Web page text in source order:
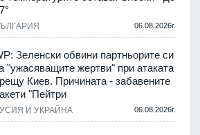
06.08.2026г.
Зеленски обвини партньорите си
"ужасяващите жертви" при атаката
Киев. Причината - забавените
"Пейтри
И УКРАЙНА 06.08.2026г.